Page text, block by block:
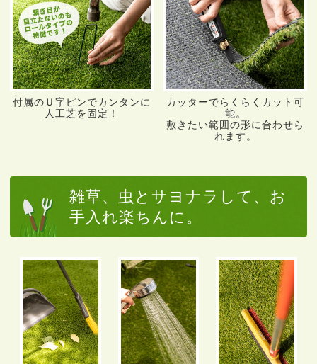
付属のＵ字ピンでカンタンに
人工芝を固定！
カッターでらくらくカット可
能。
敷きたい範囲の形に合わせら
れます。
雑草、虫とサヨナラして、お
手入れ楽ちんに。